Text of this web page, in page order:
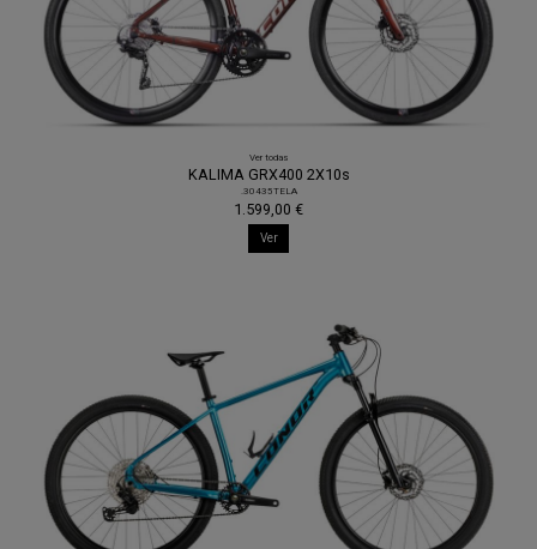
Ver todas
KALIMA GRX400 2X10s
.30435TELA
1.599,00 €
Ver